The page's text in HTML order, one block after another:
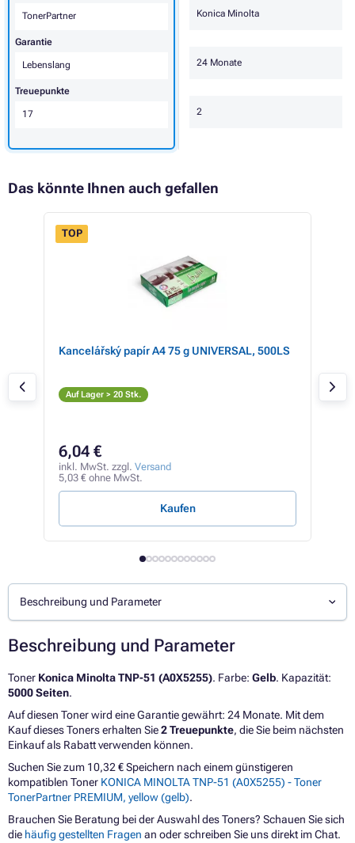
Konica Minolta
24 Monate
2
TonerPartner
Garantie
Lebenslang
Treuepunkte
17
Das könnte Ihnen auch gefallen
TOP
Kancelářský papír A4 75 g UNIVERSAL, 500LS
Auf Lager > 20 Stk.
6,04 €
inkl. MwSt. zzgl. Versand
5,03 € ohne MwSt.
Kaufen
Beschreibung und Parameter
Beschreibung und Parameter
Toner Konica Minolta TNP-51 (A0X5255). Farbe: Gelb. Kapazität:
5000 Seiten.
Auf diesen Toner wird eine Garantie gewährt: 24 Monate. Mit dem
Kauf dieses Toners erhalten Sie2 Treuepunkte, die Sie beim nächsten
Einkauf als Rabatt verwenden können.
Suchen Sie zum 10,32 € Speichern nach einem günstigeren
kompatiblen Toner KONICA MINOLTA TNP-51 (A0X5255) - Toner
TonerPartner PREMIUM, yellow (gelb).
Brauchen Sie Beratung bei der Auswahl des Toners? Schauen Sie sich
die häufig gestellten Fragen an oder schreiben Sie uns direkt im Chat.